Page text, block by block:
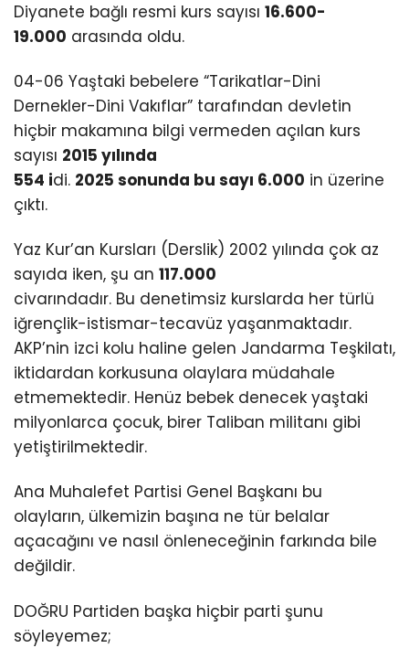
Diyanete bağlı resmi kurs sayısı 16.600-
19.000 arasında oldu.
04-06 Yaştaki bebelere “Tarikatlar-Dini
Dernekler-Dini Vakıflar” tarafından devletin
hiçbir makamına bilgi vermeden açılan kurs
sayısı 2015 yılında
554 idi. 2025 sonunda bu sayı 6.000 in üzerine
çıktı.
Yaz Kur’an Kursları (Derslik) 2002 yılında çok az
sayıda iken, şu an 117.000
civarındadır. Bu denetimsiz kurslarda her türlü
iğrençlik-istismar-tecavüz yaşanmaktadır.
AKP’nin izci kolu haline gelen Jandarma Teşkilatı,
iktidardan korkusuna olaylara müdahale
etmemektedir. Henüz bebek denecek yaştaki
milyonlarca çocuk, birer Taliban militanı gibi
yetiştirilmektedir.
Ana Muhalefet Partisi Genel Başkanı bu
olayların, ülkemizin başına ne tür belalar
açacağını ve nasıl önleneceğinin farkında bile
değildir.
DOĞRU Partiden başka hiçbir parti şunu
söyleyemez;